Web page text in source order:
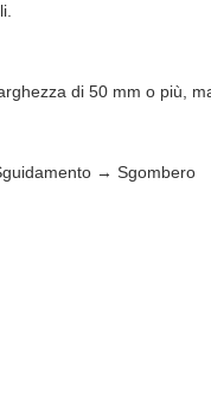
di 50 mm o più,
→ Sgombero